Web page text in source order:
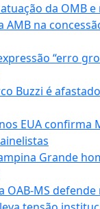
da OMB
AMB na
“erro
Buzzi é
EUA confirma
Grande
OAB-MS